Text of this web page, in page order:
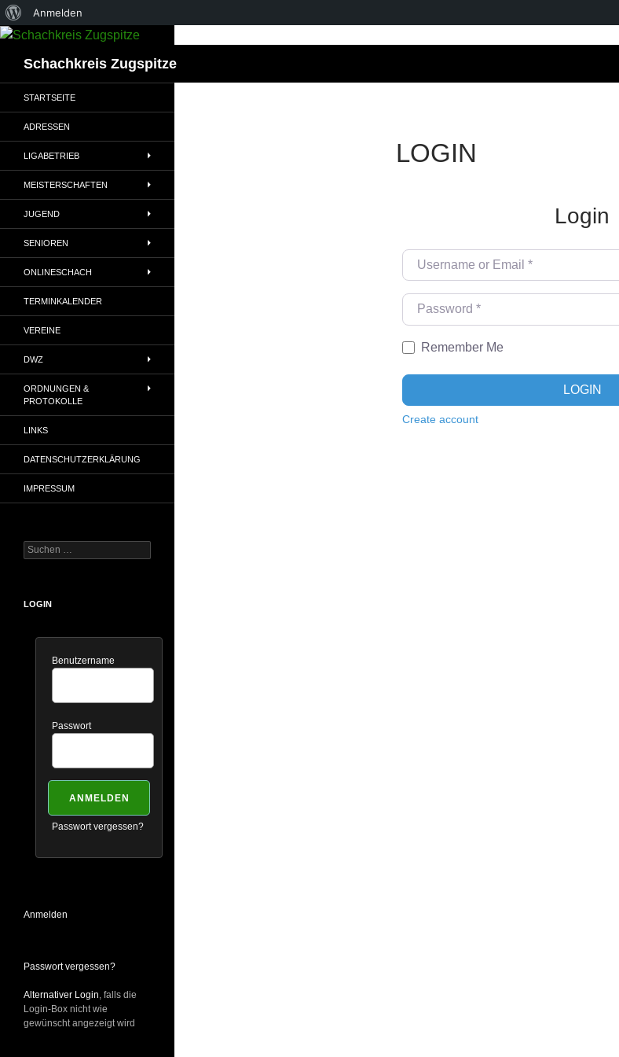
Über
WordPress
Anmelden
Zum
springenSchachkreis Zugspitze
LOGIN
Login
Username or Email
Password
Remember Me
LOGIN
Create account
STARTSEITE
ADRESSEN
LIGABETRIEB
MEISTERSCHAFTEN
JUGEND
SENIOREN
ONLINESCHACH
TERMINKALENDER
VEREINE
DWZ
ORDNUNGEN &
PROTOKOLLE
LINKS
DATENSCHUTZERKLÄRUNG
IMPRESSUM
Suchen
nach:
LOGIN
Benutzername
Passwort
Passwort vergessen?
Anmelden
Passwort vergessen?
Alternativer Login , falls die
Login-Box nicht wie
gewünscht angezeigt wird